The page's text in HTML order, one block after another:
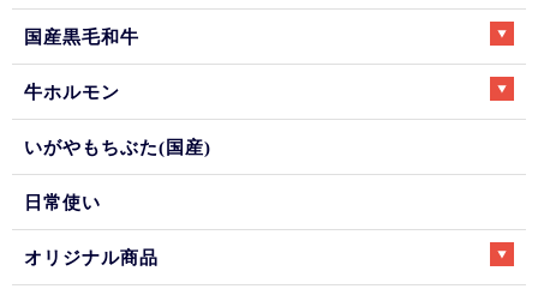
国産黒毛和牛
牛ホルモン
いがやもちぶた(国産)
日常使い
オリジナル商品